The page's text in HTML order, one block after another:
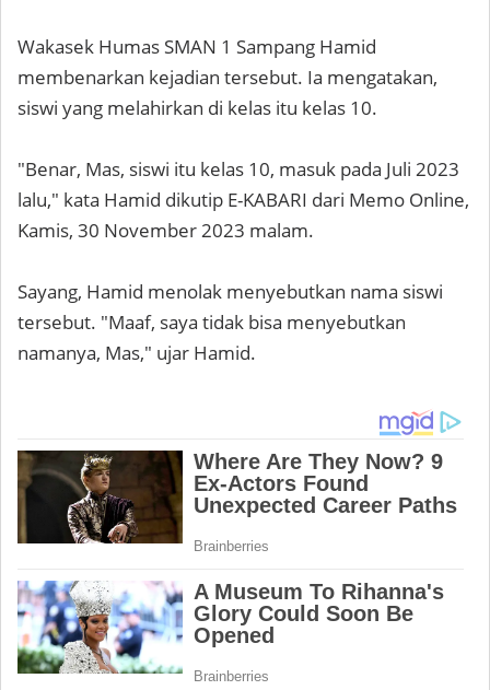
Wakasek Humas SMAN 1 Sampang Hamid
membenarkan kejadian tersebut. Ia mengatakan,
siswi yang melahirkan di kelas itu kelas 10.
"Benar, Mas, siswi itu kelas 10, masuk pada Juli 2023
lalu," kata Hamid dikutip E-KABARI dari Memo Online,
Kamis, 30 November 2023 malam.
Sayang, Hamid menolak menyebutkan nama siswi
tersebut. "Maaf, saya tidak bisa menyebutkan
namanya, Mas," ujar Hamid.